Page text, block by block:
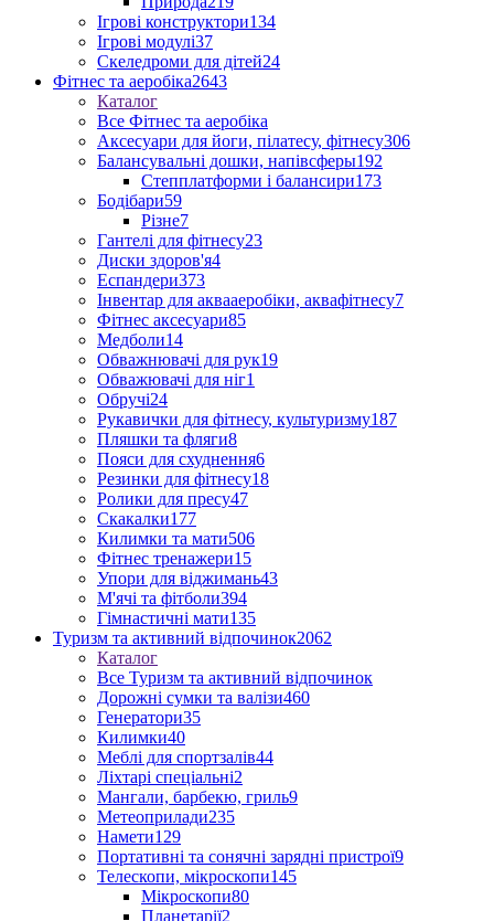
Ігрові конструктори134
Ігрові модулі37
Скеледроми для дітей24
Фітнес та аеробіка2643
Каталог
Все Фітнес та аеробіка
Аксесуари для йоги, пілатесу, фітнесу306
Балансувальні дошки, напівсферы192
Степплатформи і балансири173
Бодібари59
Різне7
Гантелі для фітнесу23
Диски здоров'я4
Еспандери373
Інвентар для аквааеробіки, аквафітнесу7
Фітнес аксесуари85
Медболи14
Обважнювачі для рук19
Обважювачі для ніг1
Обручі24
Рукавички для фітнесу, культуризму187
Пляшки та фляги8
Пояси для схуднення6
Резинки для фітнесу18
Ролики для пресу47
Скакалки177
Килимки та мати506
Фітнес тренажери15
Упори для віджимань43
М'ячі та фітболи394
Гімнастичні мати135
Туризм та активний відпочинок2062
Каталог
Все Туризм та активний відпочинок
Дорожні сумки та валізи460
Генератори35
Килимки40
Меблі для спортзалів44
Ліхтарі спеціальні2
Мангали, барбекю, гриль9
Метеоприлади235
Намети129
Портативні та сонячні зарядні пристрої9
Телескопи, мікроскопи145
Мікроскопи80
Планетарії2